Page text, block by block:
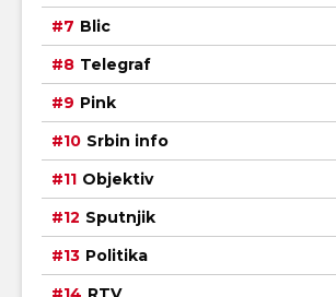
Blic
Telegraf
Pink
Srbin info
Objektiv
Sputnjik
Politika